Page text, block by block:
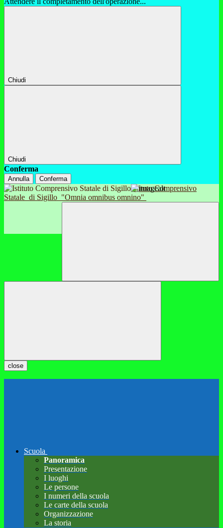
Chiudi
Chiudi
Conferma
Annulla Conferma
Istituto Comprensivo
Statale di Sigillo "Omnia omnibus omnino"
close
Scuola
Panoramica
Presentazione
I luoghi
Le persone
I numeri della scuola
Le carte della scuola
Organizzazione
La storia